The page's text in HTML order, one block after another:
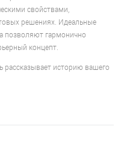
свойствами,
решениях. Идеальные
позволяют гармонично
концепт.
рассказывает историю вашего